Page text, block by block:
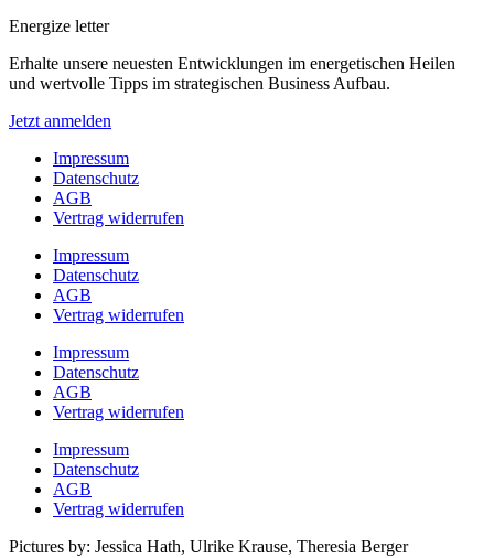
Energize letter
Erhalte unsere neuesten Entwicklungen im energetischen Heilen
und wertvolle Tipps im strategischen Business Aufbau.
Jetzt anmelden
Impressum
Datenschutz
AGB
Vertrag widerrufen
Impressum
Datenschutz
AGB
Vertrag widerrufen
Impressum
Datenschutz
AGB
Vertrag widerrufen
Impressum
Datenschutz
AGB
Vertrag widerrufen
Pictures by: Jessica Hath, Ulrike Krause, Theresia Berger